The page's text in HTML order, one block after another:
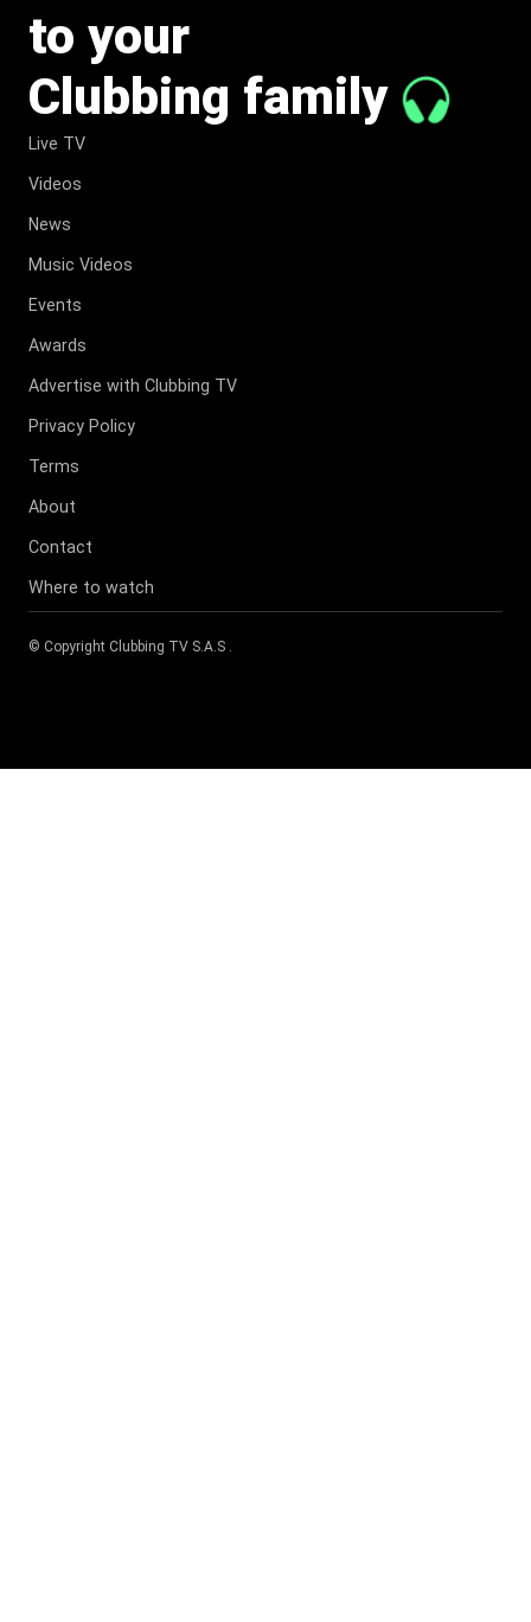
to your
Clubbing family
Live TV
Videos
News
Music Videos
Events
Awards
Advertise with Clubbing TV
Privacy Policy
Terms
About
Contact
Where to watch
© Copyright Clubbing TV S.A.S .